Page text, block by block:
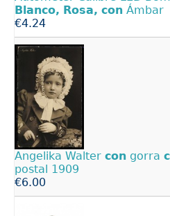
Blanco, Rosa, con Ámbar
€4.24
Angelika Walter con gorra
postal 1909
€6.00